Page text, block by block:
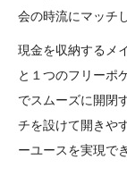
会の時流にマッチ
現金を収納するメ
と１つのフリーポ
でスムーズに開閉
チを設けて開きや
ーユースを実現で